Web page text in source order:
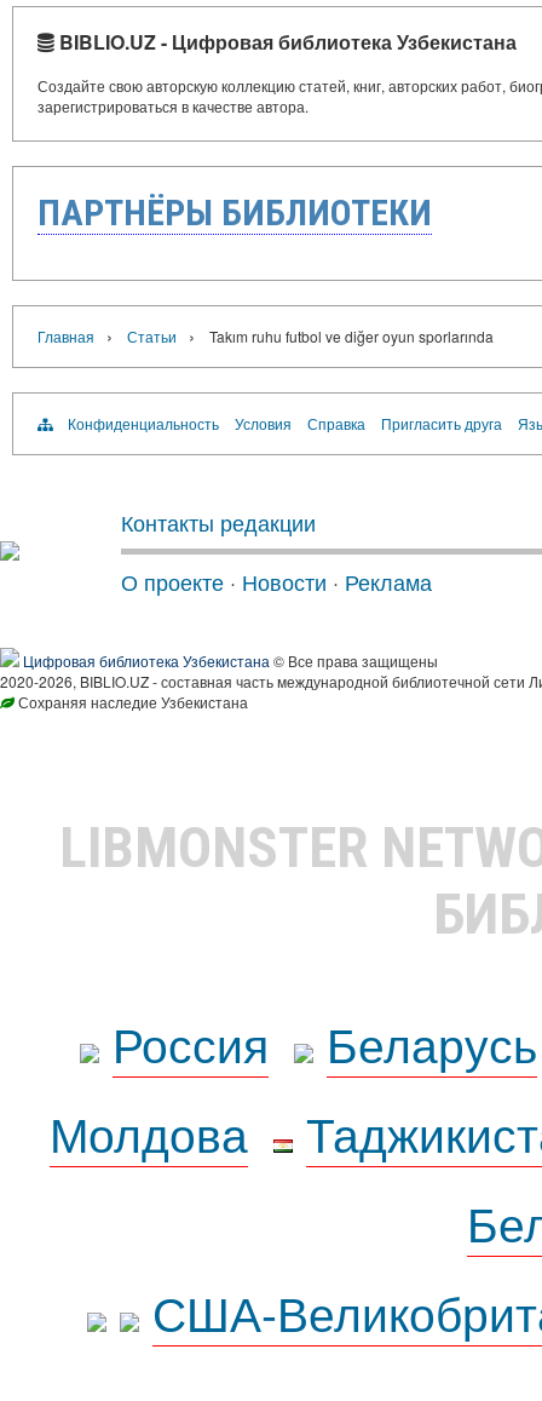
BIBLIO.UZ - Цифровая библиотека Узбекистана
Создайте свою авторскую коллекцию статей, книг, авторских работ,
зарегистрироваться в качестве автора.
ПАРТНЁРЫ БИБЛИОТЕКИ
Главная › Статьи › Takım ruhu futbol ve diğer oyun sporlarında
Конфиденциальность Условия Справка Пригласить друга
Контакты редакции
О проекте · Новости · Реклама
Цифровая библиотека Узбекистана © Все права защищены
2020-2026, BIBLIO.UZ - составная часть международной библиотечной сети
Сохраняя наследие Узбекистана
LIBMONSTER
Россия
Беларусь
Молдова
США-